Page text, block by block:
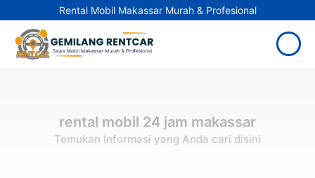
Rental Mobil Makassar Murah & Profesional
rental mobil 24 jam makassar
Temukan Informasi yang Anda cari disini